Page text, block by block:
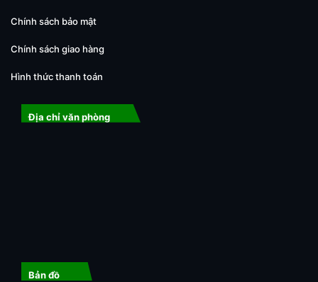
Chính sách bảo mật
Chính sách giao hàng
Hình thức thanh toán
Địa chỉ văn phòng
Bản đồ